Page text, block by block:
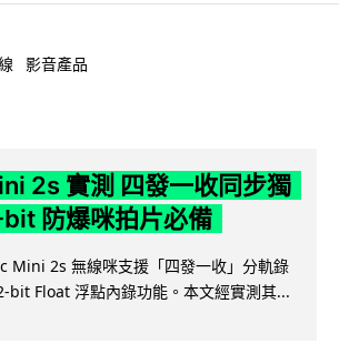
影音產品
2s 實測 四發一收同步獨
防爆咪拍片必備
Mini 2s 無線咪支援「四發一收」分軌錄
bit Float 浮點內錄功能。本文經實測其...